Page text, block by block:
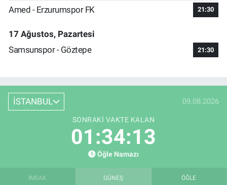
Amed - Erzurumspor FK 21:30
17 Ağustos, Pazartesi
Samsunspor - Göztepe
21:30
İSTANBUL 09.08.2026
SONRAKI VAKTE KALAN
01:34:12
Öğle Namazı
İMSAK GÜNEŞ ÖĞLE